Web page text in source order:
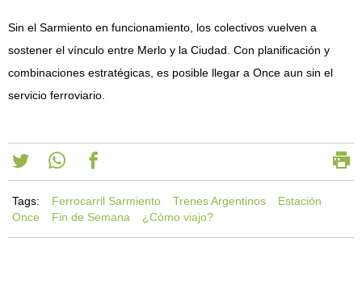
Sin el Sarmiento en funcionamiento, los colectivos vuelven a
sostener el vínculo entre Merlo y la Ciudad. Con planificación y
combinaciones estratégicas, es posible llegar a Once aun sin el
servicio ferroviario.
Tags: Ferrocarril Sarmiento Trenes Argentinos
Estación
Once
Fin de Semana ¿Cómo viajo?